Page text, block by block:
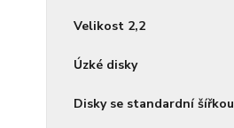
Velikost 2,2
Úzké disky
Disky se standardní šířkou